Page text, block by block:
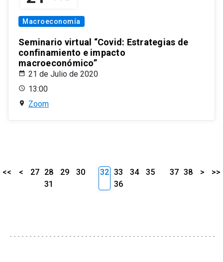
Macroeconomía
Seminario virtual “Covid: Estrategias de
confinamiento e impacto
macroeconómico”
21 de Julio de 2020
13:00
Zoom
<< < 27 28 29
30
31
32 33 34
35
36
37 38 > >>